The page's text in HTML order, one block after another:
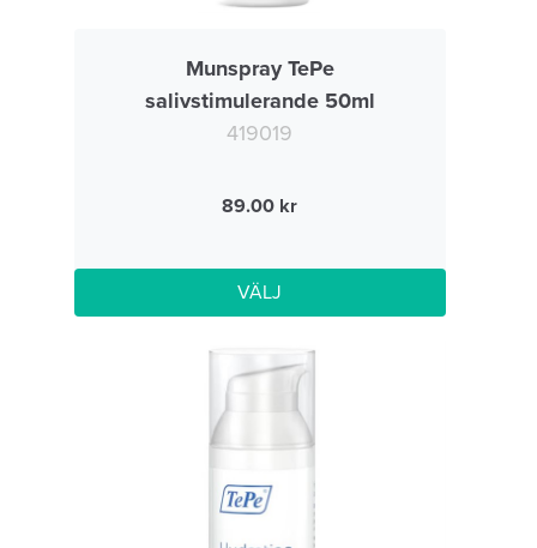
Munspray TePe
salivstimulerande 50ml
419019
89.00
VÄLJ